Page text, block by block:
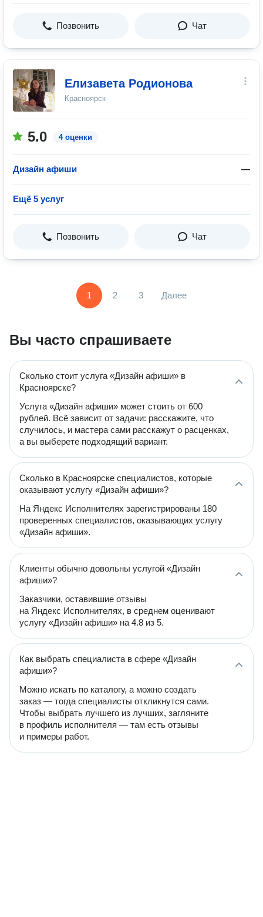
Позвонить Чат
Елизавета Родионова
Красноярск
5.0 4 оценки
Дизайн афиши —
Ещё 5 услуг
Позвонить Чат
1 2 3 Далее
Вы часто спрашиваете
Сколько стоит услуга «Дизайн афиши» в
Красноярске?
Услуга «Дизайн афиши» может стоить от 600
рублей. Всё зависит от задачи: расскажите, что
случилось, и мастера сами расскажут о расценках,
а вы выберете подходящий вариант.
Сколько в Красноярске специалистов, которые
оказывают услугу «Дизайн афиши»?
На Яндекс Исполнителях зарегистрированы 180
проверенных специалистов, оказывающих услугу
«Дизайн афиши».
Клиенты обычно довольны услугой «Дизайн
афиши»?
Заказчики, оставившие отзывы
на Яндекс Исполнителях, в среднем оценивают
услугу «Дизайн афиши» на 4.8 из 5.
Как выбрать специалиста в сфере «Дизайн
афиши»?
Можно искать по каталогу, а можно создать
заказ — тогда специалисты откликнутся сами.
Чтобы выбрать лучшего из лучших, загляните
в профиль исполнителя — там есть отзывы
и примеры работ.